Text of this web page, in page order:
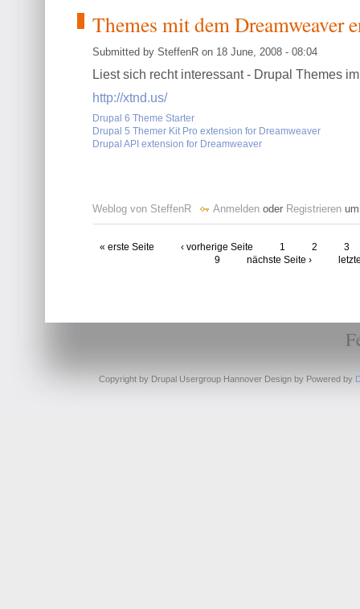
Themes mit dem Dreamweaver
Submitted by SteffenR on 18 June, 2008 - 08:04
Liest sich recht interessant - Drupal Themes
http://xtnd.us/
Drupal 6 Theme Starter
Drupal 5 Themer Kit Pro extension for Dreamweaver
Drupal API extension for Dreamweaver
Weblog von SteffenR Anmelden oder Registrieren
« erste Seite ‹ vorherige Seite 1 2
3
9
nächste Seite ›
Copyright by Drupal Usergroup Hannover Design by Powered by